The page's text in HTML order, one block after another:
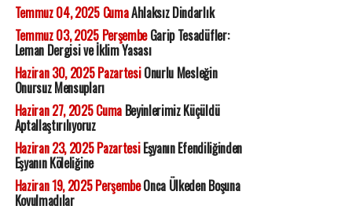
Temmuz 04, 2025 CumaAhlaksız Dindarlık
Temmuz 03, 2025 PerşembeGarip Tesadüfler:
Leman Dergisi ve İklim Yasası
Haziran 30, 2025 PazartesiOnurlu Mesleğin
Onursuz Mensupları
Haziran 27, 2025 CumaBeyinlerimiz Küçüldü
Aptallaştırılıyoruz
Haziran 23, 2025 PazartesiEşyanın Efendiliğinden
Eşyanın Köleliğine
Haziran 19, 2025 PerşembeOnca Ülkeden Boşuna
Kovulmadılar